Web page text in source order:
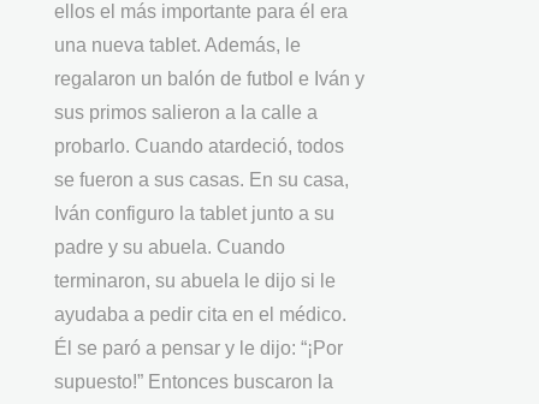
ellos el más importante para él era
una nueva tablet. Además, le
regalaron un balón de futbol e Iván y
sus primos salieron a la calle a
probarlo. Cuando atardeció, todos
se fueron a sus casas. En su casa,
Iván configuro la tablet junto a su
padre y su abuela. Cuando
terminaron, su abuela le dijo si le
ayudaba a pedir cita en el médico.
Él se paró a pensar y le dijo: “¡Por
supuesto!” Entonces buscaron la